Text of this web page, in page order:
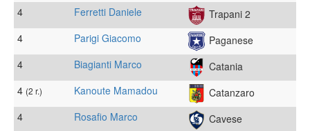
4 Ferretti Daniele
Trapani 2
4
Parigi Giacomo
Paganese
4
Biagianti Marco
Catania
4 (2 r.) Kanoute Mamadou
Catanzaro
4
Rosafio Marco
Cavese